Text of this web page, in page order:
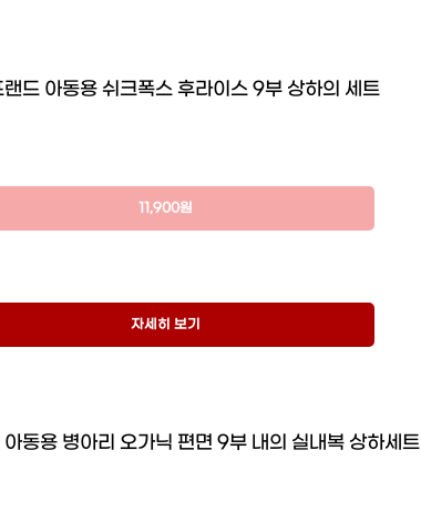
드 아동용 쉬크폭스 후라이스 9부 상하의 세트
11,900원
자세히 보기
동용 병아리 오가닉 편면 9부 내의 실내복 상하세트